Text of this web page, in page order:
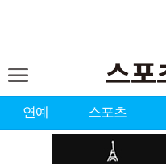
연예 스포츠